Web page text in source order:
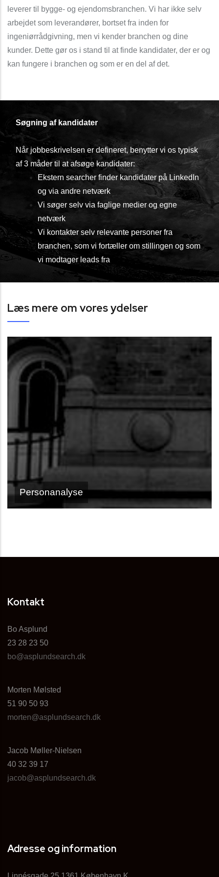
leverer til bygge- og ejendomsbranchen. Vi har ikke selv
arbejdet som leverandører, bortset fra inden for
ingeniørrådgivning, men vi kender branchen og dine
kunder. Dette gør os i stand til at finde kandidater, der er og
kan fungere i branchen og som er en del af det.
Søgning af kandidater
Når jobbeskrivelsen er defineret, benytter vi os typisk
af 3 måder til at afsøge kandidater:
Ekstern searcher finder kandidater på LinkedIn
og via andre netværk
Vi søger selv via faglige medier og egne
netværk
Vi kontakter selv relevante personer fra
branchen, som vi fortæller om stillingen og som
vi modtager leads fra
Læs mere om vores ydelser
Personanalyse
Kontakt
Bo Asplund
23 28 23 50
bo@asplundsearch.dk
Morten Mølsted
51 90 50 93
morten@asplundsearch.dk
Jacob Møller-Nielsen
40 32 39 17
jacob@asplundsearch.dk
Adresse og information